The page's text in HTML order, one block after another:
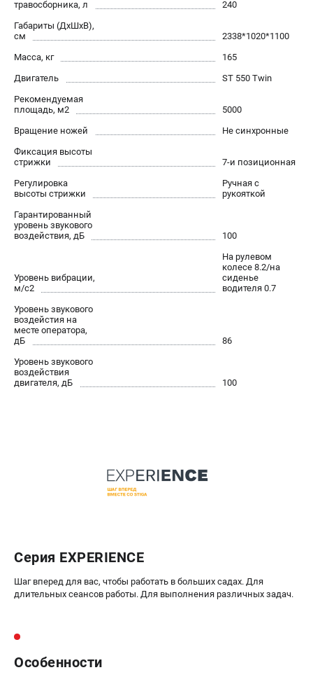
травосборника, л
240
Габариты (ДхШхВ),
см
2338*1020*1100
Масса, кг
165
Двигатель
ST 550 Twin
Рекомендуемая
площадь, м2
5000
Вращение ножей
Не синхронные
Фиксация высоты
стрижки
7-и позиционная
Регулировка
высоты стрижки
Ручная с
рукояткой
Гарантированный
уровень звукового
воздействия, дБ
100
Уровень вибрации,
м/с2
На рулевом
колесе 8.2/на
сиденье
водителя 0.7
Уровень звукового
воздейстия на
месте оператора,
дБ
86
Уровень звукового
воздействия
двигателя, дБ
100
Серия EXPERIENCE
Шаг вперед для вас, чтобы работать в больших садах. Для
длительных сеансов работы. Для выполнения различных задач.
Особенности